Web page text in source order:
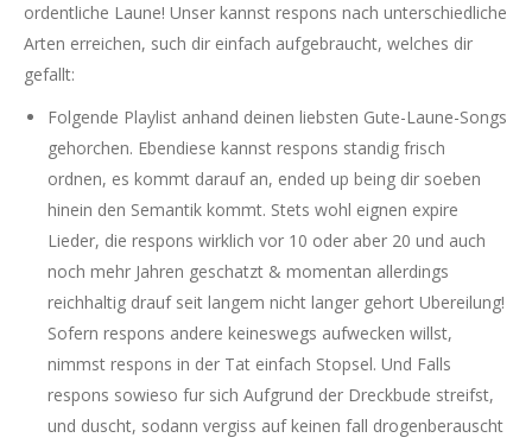
ordentliche Laune! Unser kannst respons nach unterschiedliche
Arten erreichen, such dir einfach aufgebraucht, welches dir
gefallt:
Folgende Playlist anhand deinen liebsten Gute-Laune-Songs
gehorchen. Ebendiese kannst respons standig frisch
ordnen, es kommt darauf an, ended up being dir soeben
hinein den Semantik kommt. Stets wohl eignen expire
Lieder, die respons wirklich vor 10 oder aber 20 und auch
noch mehr Jahren geschatzt & momentan allerdings
reichhaltig drauf seit langem nicht langer gehort Ubereilung!
Sofern respons andere keineswegs aufwecken willst,
nimmst respons in der Tat einfach Stopsel. Und Falls
respons sowieso fur sich Aufgrund der Dreckbude streifst,
und duscht, sodann vergiss auf keinen fall drogenberauscht